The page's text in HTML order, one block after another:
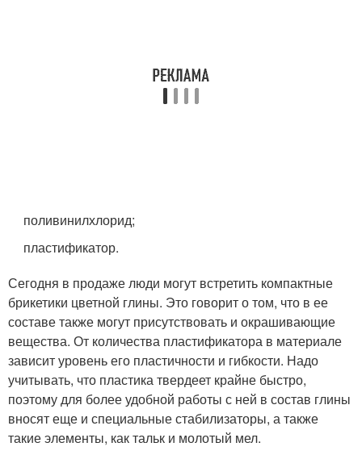
поливинилхлорид;
пластификатор.
Сегодня в продаже люди могут встретить компактные
брикетики цветной глины. Это говорит о том, что в ее
составе также могут присутствовать и окрашивающие
вещества. От количества пластификатора в материале
зависит уровень его пластичности и гибкости. Надо
учитывать, что пластика твердеет крайне быстро,
поэтому для более удобной работы с ней в состав глины
вносят еще и специальные стабилизаторы, а также
такие элементы, как тальк и молотый мел.